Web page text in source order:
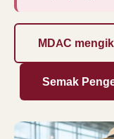
MDAC
Semak